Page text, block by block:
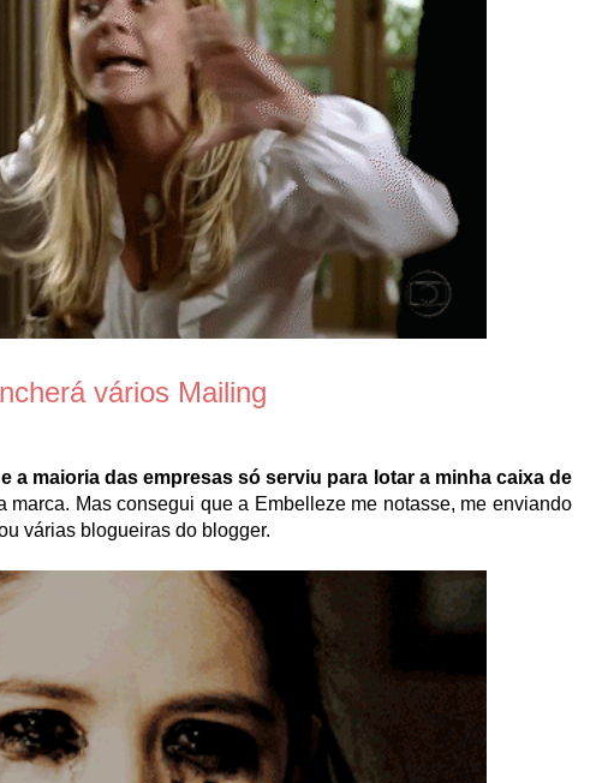
vários Mailing
e a maioria das empresas só serviu para lotar a minha caixa de
marca. Mas consegui que a Embelleze me notasse, me enviando
várias blogueiras do blogger.